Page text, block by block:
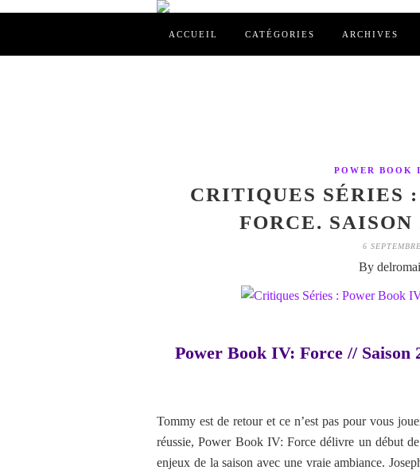
ACCUEIL CATÉGORIES ARCHIVES
POWER BOOK
CRITIQUES SÉRIES
FORCE. SAISON
6
By
Power Book IV: Force // Saison
Tommy est de retour et ce n’est pas pour vous
réussie, Power Book IV: Force délivre un début
enjeux de la saison avec une vraie ambiance.